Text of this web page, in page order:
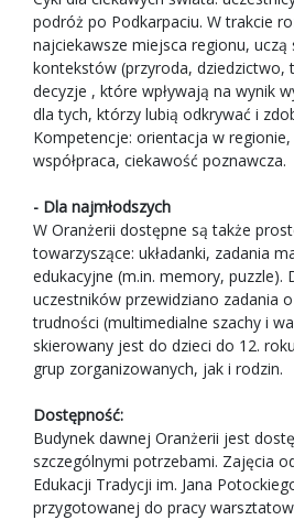
podróż po Podkarpaciu. W trakcie
najciekawsze miejsca regionu, uczą
kontekstów (przyroda, dziedzictwo,
decyzje , które wpływają na wynik
dla tych, którzy lubią odkrywać i
Kompetencje: orientacja w
współpraca, ciekawość poznawcza.
- Dla najmłodszych
W Oranżerii dostępne są także
towarzyszące: układanki, zadania
edukacyjne (m.in. memory, puzzle).
uczestników przewidziano zadania
trudności (multimedialne szachy i
skierowany jest do dzieci do 12.
grup zorganizowanych, jak i rodzin.
Dostępność:
Budynek dawnej Oranżerii jest
szczególnymi potrzebami. Zajęcia
Edukacji Tradycji im. Jana
przygotowanej do pracy